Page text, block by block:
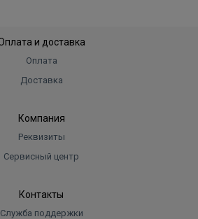
и доставка
Оплата
Доставка
Компания
Реквизиты
Сервисный центр
Контакты
Служба поддержки